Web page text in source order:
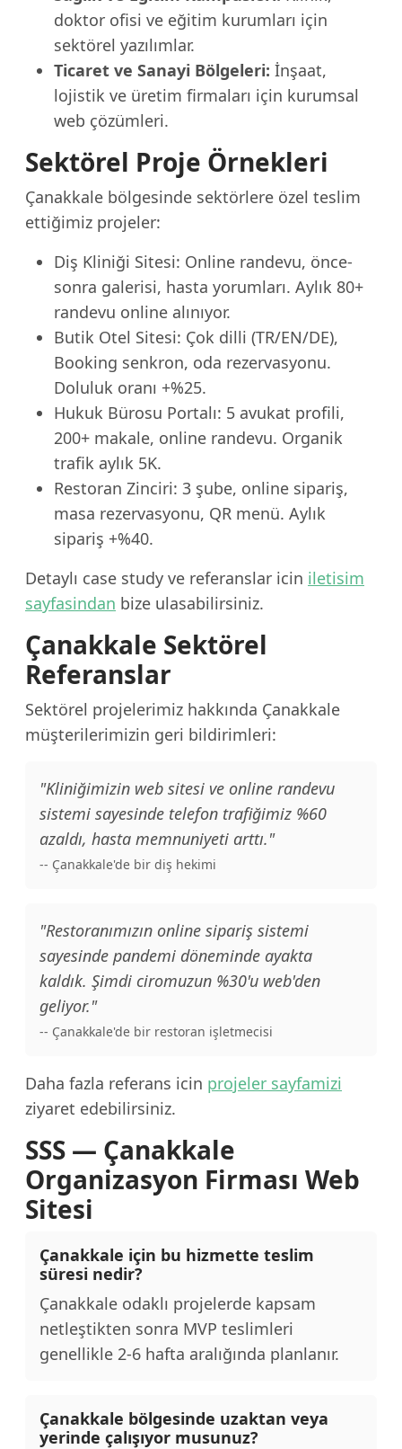
doktor ofisi ve eğitim kurumları için
sektörel yazılımlar.
Ticaret ve Sanayi Bölgeleri: İnşaat,
lojistik ve üretim firmaları için kurumsal
web çözümleri.
Sektörel Proje Örnekleri
Çanakkale bölgesinde sektörlere özel teslim
ettiğimiz projeler:
Diş Kliniği Sitesi: Online randevu, önce-
sonra galerisi, hasta yorumları. Aylık 80+
randevu online alınıyor.
Butik Otel Sitesi: Çok dilli (TR/EN/DE),
Booking senkron, oda rezervasyonu.
Doluluk oranı +%25.
Hukuk Bürosu Portalı: 5 avukat profili,
200+ makale, online randevu. Organik
trafik aylık 5K.
Restoran Zinciri: 3 şube, online sipariş,
masa rezervasyonu, QR menü. Aylık
sipariş +%40.
Detaylı case study ve referanslar icin iletisim
sayfasindan bize ulasabilirsiniz.
Çanakkale Sektörel
Referanslar
Sektörel projelerimiz hakkında Çanakkale
müşterilerimizin geri bildirimleri:
"Kliniğimizin web sitesi ve online randevu
sistemi sayesinde telefon trafiğimiz %60
azaldı, hasta memnuniyeti arttı."
-- Çanakkale'de bir diş hekimi
"Restoranımızın online sipariş sistemi
sayesinde pandemi döneminde ayakta
kaldık. Şimdi ciromuzun %30'u web'den
geliyor."
-- Çanakkale'de bir restoran işletmecisi
Daha fazla referans icin projeler sayfamizi
ziyaret edebilirsiniz.
SSS — Çanakkale
Organizasyon Firması Web
Sitesi
Çanakkale için bu hizmette teslim
süresi nedir?
Çanakkale odaklı projelerde kapsam
netleştikten sonra MVP teslimleri
genellikle 2-6 hafta aralığında planlanır.
Çanakkale bölgesinde uzaktan veya
yerinde çalışıyor musunuz?